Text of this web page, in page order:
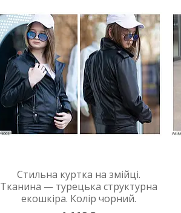
Стильна куртка на змійці.
Тканина — турецька структурна
екошкіра. Колір чорний.